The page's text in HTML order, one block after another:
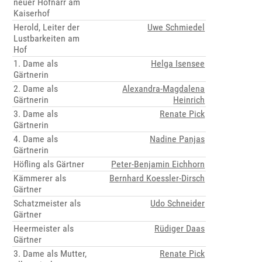
neuer Hofnarr am
Kaiserhof
Herold, Leiter der
Lustbarkeiten am
Hof
Uwe Schmiedel
1. Dame als
Gärtnerin
Helga Isensee
2. Dame als
Gärtnerin
Alexandra-Magdalena
Heinrich
3. Dame als
Gärtnerin
Renate Pick
4. Dame als
Gärtnerin
Nadine Panjas
Höfling als Gärtner
Peter-Benjamin Eichhorn
Kämmerer als
Gärtner
Bernhard Koessler-Dirsch
Schatzmeister als
Gärtner
Udo Schneider
Heermeister als
Gärtner
Rüdiger Daas
3. Dame als Mutter,
Renate Pick